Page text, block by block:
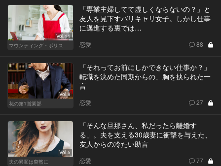
Vol.11
マウンティング・ポリス
「専業主婦してて虚しくならないの？」と
友人を見下すバリキャリ女子。しかし仕事
に邁進する裏では…
恋愛 88
Vol.8
花の第1営業部
「それってお前にしかできない仕事か？」
転職を決めた同期からの、胸を抉られた一
言
恋愛 27
Vol.5
夫の異変は突然に
「そんな旦那さん、私だったら離婚す
る」。夫を支える30歳妻に衝撃を与えた、
友人からの冷たい助言
恋愛 77